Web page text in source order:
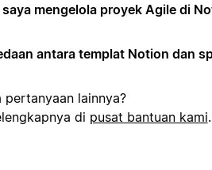
mengelola proyek Agile di
antara templat Notion dan
pertanyaan lainnya?
di pusat bantuan kami.